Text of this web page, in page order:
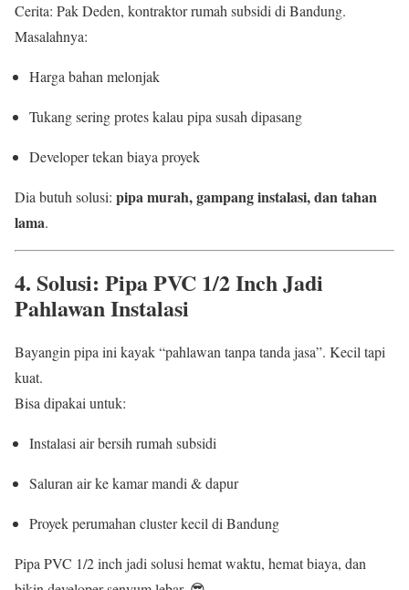
Cerita: Pak Deden, kontraktor rumah subsidi di Bandung.
Masalahnya:
Harga bahan melonjak
Tukang sering protes kalau pipa susah dipasang
Developer tekan biaya proyek
Dia butuh solusi: pipa murah, gampang instalasi, dan tahan
lama.
4. Solusi: Pipa PVC 1/2 Inch Jadi
Pahlawan Instalasi
Bayangin pipa ini kayak “pahlawan tanpa tanda jasa”. Kecil tapi
kuat.
Bisa dipakai untuk:
Instalasi air bersih rumah subsidi
Saluran air ke kamar mandi & dapur
Proyek perumahan cluster kecil di Bandung
Pipa PVC 1/2 inch jadi solusi hemat waktu, hemat biaya, dan